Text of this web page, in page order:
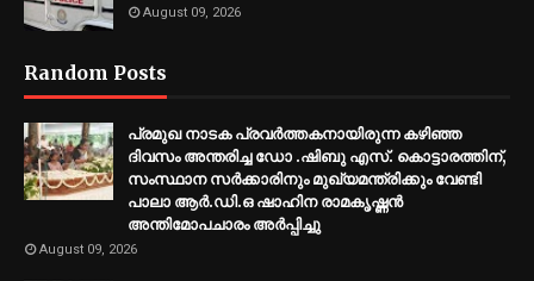
August 09, 2026
Random Posts
പ്രമുഖ നാടക പ്രവർത്തകനായിരുന്ന കഴിഞ്ഞ
ദിവസം അന്തരിച്ച ഡോ .ഷിബു എസ്. കൊട്ടാരത്തിന്,
സംസ്ഥാന സർക്കാരിനും മുഖ്യമന്ത്രിക്കും വേണ്ടി
പാലാ ആർ.ഡി.ഒ ഷാഹിന രാമകൃഷ്ണൻ
അന്തിമോപചാരം അർപ്പിച്ചു
August 09, 2026